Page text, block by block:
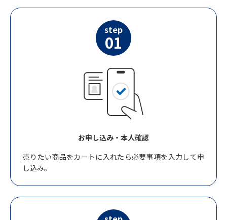
step
01
お申し込み・本人確認
売りたい商品をカートに入れたら必要事項を入力して申
し込み。